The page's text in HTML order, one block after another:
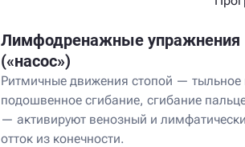
Лимфодренажные упражнения
(«насос»)
Ритмичные движения стопой — тыльное
подошвенное сгибание, сгибание
— активируют венозный и
отток из конечности.